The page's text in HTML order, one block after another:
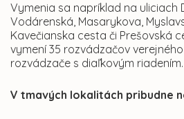
Vymenia sa napríklad na uliciach
Vodárenská, Masarykova,
Kavečianska cesta či Prešovská
vymení 35 rozvádzačov
rozvádzače s diaľkovým riadením.
V tmavých lokalitách pribudne